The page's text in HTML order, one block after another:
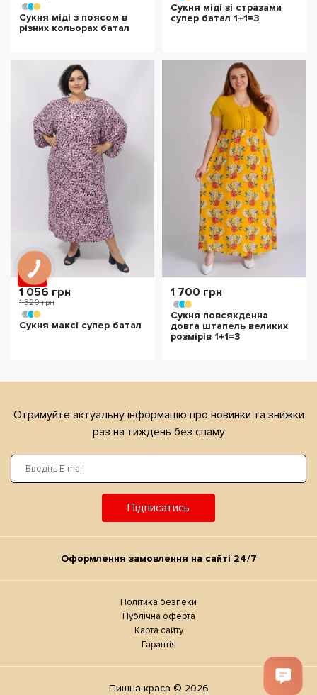
Сукня міді з поясом в
різних кольорах батал
Сукня міді зі стразами
супер батал 1+1=3
- 20%
1 056 грн
1 320 грн
Сукня максі супер батал
1 700 грн
Сукня повсякденна
довга штапель великих
розмірів 1+1=3
Отримуйте актуальну iнформацiю про новинки та знижки
раз на тиждень без спаму
Підписатись
Оформлення замовлення на сайтi 24/7
Політика безпеки
Публічна оферта
Карта сайту
Гарантія
Пишна краса © 2026